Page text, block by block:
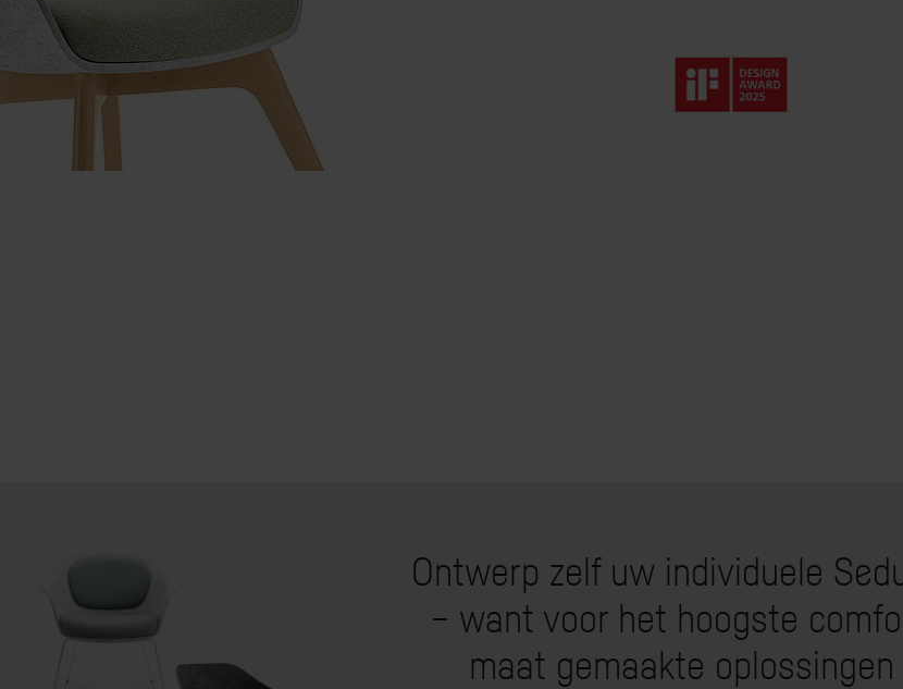
Ontwerp zelf uw individuele
– want voor het hoogste
maat gemaakte oplossingen